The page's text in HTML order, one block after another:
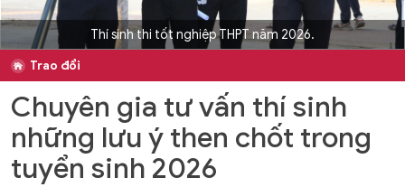
Thí sinh thi tốt nghiệp THPT năm 2026.
Trao đổi
Chuyên gia tư vấn thí sinh
những lưu ý then chốt trong
tuyển sinh 2026